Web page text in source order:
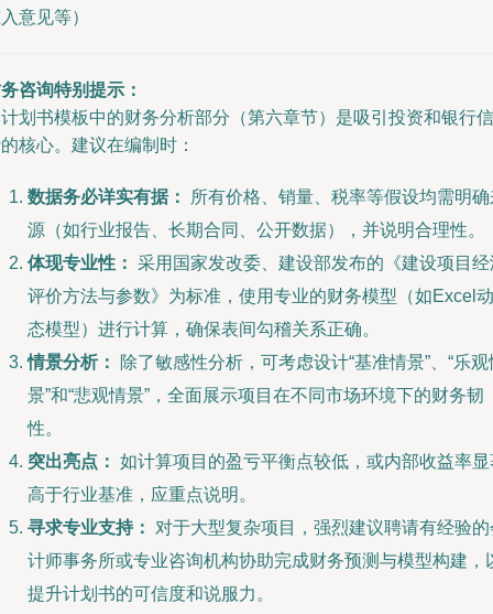
意见等）
咨询特别提示：
划书模板中的财务分析部分（第六章节）是吸引投资和银行信
核心。建议在编制时：
数据务必详实有据：
所有价格、销量、税率等假设均需明确
源（如行业报告、长期合同、公开数据），并说明合理性。
体现专业性： 采用国家发改委、建设部发布的《建设项目经
评价方法与参数》为标准，使用专业的财务模型（如Excel动
态模型）进行计算，确保表间勾稽关系正确。
情景分析：
除了敏感性分析，可考虑设计“基准情景”、“乐观
景”和“悲观情景”，全面展示项目在不同市场环境下的财务韧
性。
突出亮点： 如计算项目的盈亏平衡点较低，或内部收益率显
高于行业基准，应重点说明。
寻求专业支持：
对于大型复杂项目，强烈建议聘请有经验的
计师事务所或专业咨询机构协助完成财务预测与模型构建，
提升计划书的可信度和说服力。